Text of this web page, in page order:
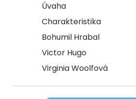
Úvaha
Charakteristika
Bohumil Hrabal
Victor Hugo
Virginia Woolfová